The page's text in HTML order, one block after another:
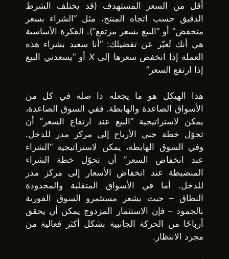
أقل من السعر المستهدف (قد يختلف الشرط
الدقيق حسب اتجاه المنتج، مثل “الشراء بسعر
منخفض” أو “البيع بسعر مرتفع”). الفكرة الأساسية
هي أنك تُعبّر عن تفضيلك: “أنا سعيد بشراء هذه
العملة إذا انخفض سعرها إلىX أو “يسعدني البيع
إذا ارتفع السعر”
هذا الهيكل هو ما يجعله ذا صلة في كل من
الأسواق الصاعدة والهابطة. ففي السوق الصاعدة،
يمكن لاستراتيجية “البيع عند ارتفاع السعر” أن
تحوّل خطة جني الأرباح إلى مركز مدر للدخل.
وفي السوق الهابطة، يمكن لاستراتيجية “الشراء
عند انخفاض السعر” أن تحوّل خطة الشراء
المنضبطة عند انخفاض الأسعار إلى مركز مدر
للدخل. أما في الأسواق المتقلبة والمحدودة
النطاق – حيث يشعر مستثمرو السوق الفورية
بالجمود – فإن الاستثمار المزدوج يمكن أن يحقق
أرباحًا من الحركة الجانبية بشكل أكثر فعالية من
مجرد الانتظار.